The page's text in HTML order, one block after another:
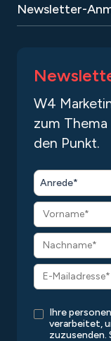
Newsletter-
W4
zum
den Punkt.
Anrede*
Ihre
verarbeitet,
zuzusenden.